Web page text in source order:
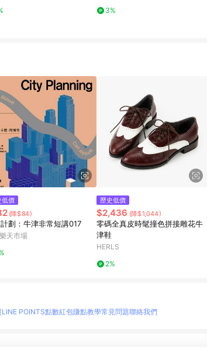
3%
低價
(降$84)
劃：牛津非常短講017
天市場
歷史低價
$2,436 (降$1,044)
零碼全真皮時髦撞色拼接雕花牛
津鞋
HERLS
2%
LINE POINTS點數紅包賺點教學常見問題聯絡我們